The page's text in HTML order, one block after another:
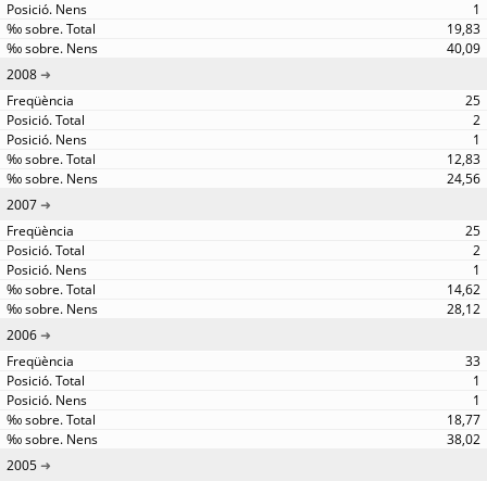
1
19,83
40,09
2008
25
2
1
12,83
24,56
2007
25
2
1
14,62
28,12
2006
33
1
1
18,77
38,02
2005